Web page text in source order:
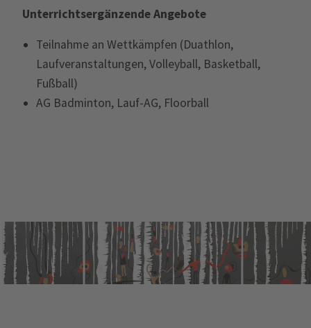
Unterrichtsergänzende Angebote
Teilnahme an Wettkämpfen (Duathlon,
Laufveranstaltungen, Volleyball, Basketball,
Fußball)
AG Badminton, Lauf-AG, Floorball